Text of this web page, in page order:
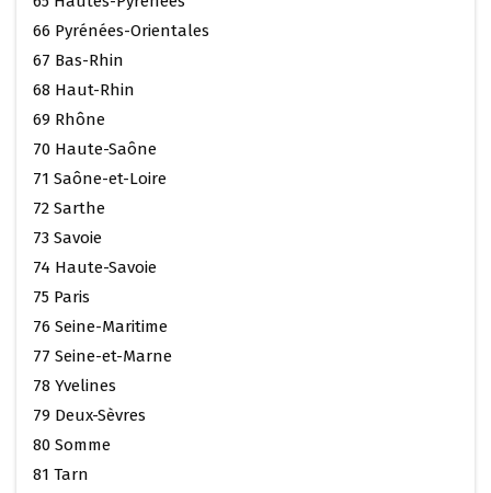
66 Pyrénées-Orientales
67 Bas-Rhin
68 Haut-Rhin
69 Rhône
70 Haute-Saône
71 Saône-et-Loire
72 Sarthe
73 Savoie
74 Haute-Savoie
75 Paris
76 Seine-Maritime
77 Seine-et-Marne
78 Yvelines
79 Deux-Sèvres
80 Somme
81 Tarn